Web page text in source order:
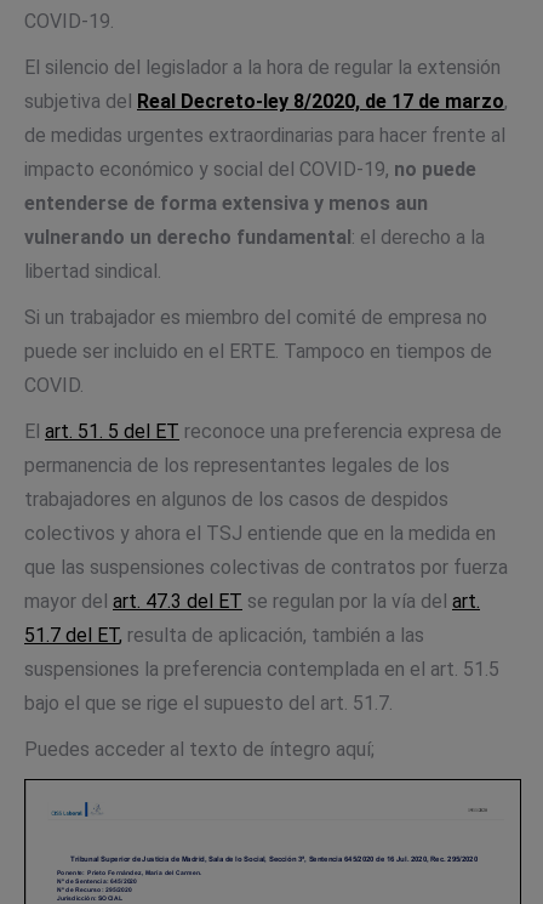
COVID-19.
El silencio del legislador a la hora de regular la extensión
subjetiva del Real Decreto-ley 8/2020, de 17 de marzo,
de medidas urgentes extraordinarias para hacer frente al
impacto económico y social del COVID-19, no puede
entenderse de forma extensiva y menos aun
vulnerando un derecho fundamental: el derecho a la
libertad sindical.
Si un trabajador es miembro del comité de empresa no
puede ser incluido en el ERTE. Tampoco en tiempos de
COVID.
El art. 51. 5 del ET reconoce una preferencia expresa de
permanencia de los representantes legales de los
trabajadores en algunos de los casos de despidos
colectivos y ahora el TSJ entiende que en la medida en
que las suspensiones colectivas de contratos por fuerza
mayor del art. 47.3 del ET se regulan por la vía del art.
51.7 del ET, resulta de aplicación, también a las
suspensiones la preferencia contemplada en el art. 51.5
bajo el que se rige el supuesto del art. 51.7.
Puedes acceder al texto de íntegro aquí;